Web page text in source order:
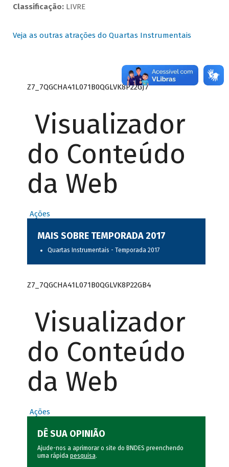
Classificação:LIVRE
Veja as outras atrações do Quartas Instrumentais
Z7_7QGCHA41L071B0QGLVK8P22GJ7
Visualizador
do Conteúdo
da Web
Ações
MAIS SOBRE TEMPORADA 2017
Quartas Instrumentais - Temporada 2017
Z7_7QGCHA41L071B0QGLVK8P22GB4
Visualizador
do Conteúdo
da Web
Ações
DÊ SUA OPINIÃO
Ajude-nos a aprimorar o site do BNDES preenchendo
uma rápida pesquisa.